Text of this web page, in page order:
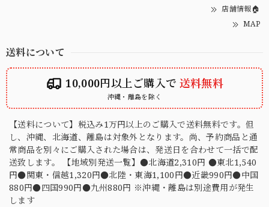
店舗情報🏠
MAP
送料について
10,000円以上ご購入で 送料無料
沖縄・離島を除く
【送料について】税込み1万円以上のご購入で送料無料です。但
し、沖縄、北海道、離島は対象外となります。尚、予約商品と通
常商品を別々にご購入された場合は、発送日を合わせて一括で配
送致します。 【地域別発送一覧】●北海道2,310円 ●東北1,540
円●関東・信越1,320円●北陸・東海1,100円●近畿990円●中国
880円●四国990円●九州880円 ※沖縄・離島は別途費用が発生
します